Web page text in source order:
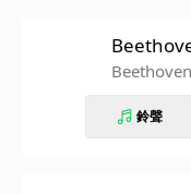
ajor, Op.
鈴聲